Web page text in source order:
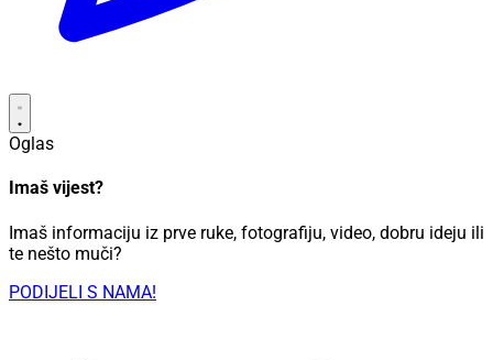
Oglas
Imaš vijest?
Imaš informaciju iz prve ruke, fotografiju, video, dobru ideju ili
te nešto muči?
PODIJELI S NAMA!